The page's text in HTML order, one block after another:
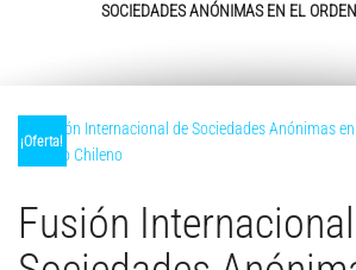
SOCIEDADES ANÓNIMAS EN EL
¡Oferta!
Fusión